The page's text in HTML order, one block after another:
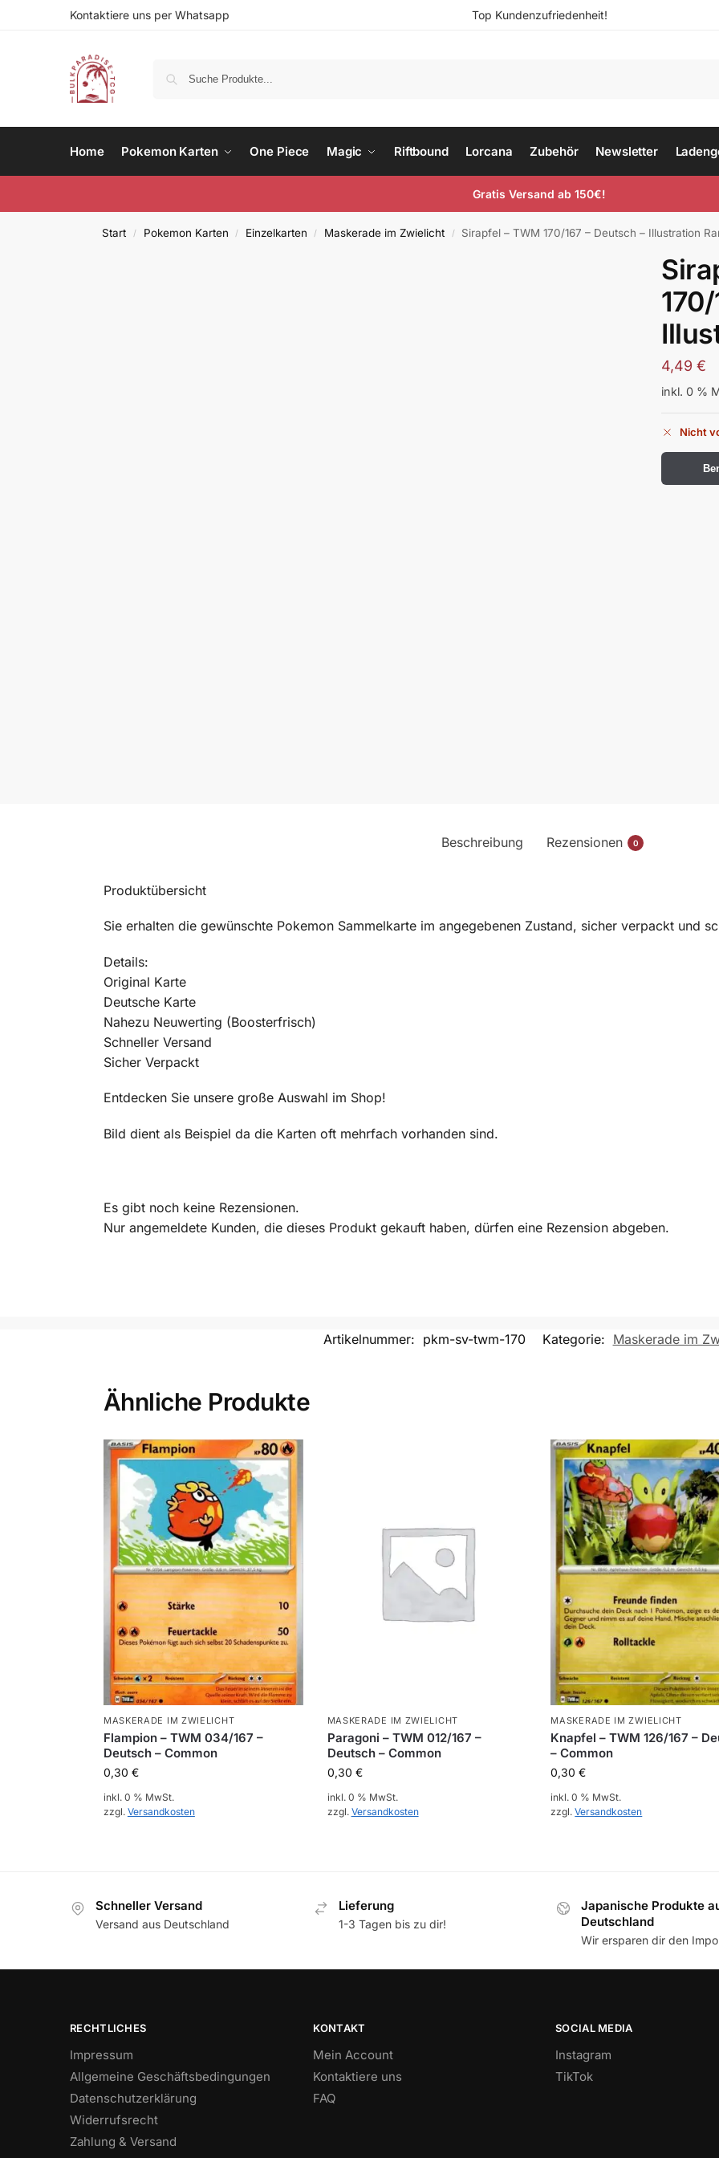
Kontaktiere uns per Whatsapp Top Kundenzufriedenheit!
Home Pokemon Karten One Piece Magic Riftbound Lorcana Zubehör Newsletter
Gratis Versand ab 150€!
Start / Pokemon Karten / Einzelkarten / Maskerade im Zwielicht / Sirapfel – TWM 170/167 – Deutsch – Illustration
4,49€
inkl. 0 %
Nicht
Beschreibung Rezensionen 0
Produktübersicht
Sie erhalten die gewünschte Pokemon Sammelkarte im angegebenen Zustand, sicher verpackt und
Details:
Original Karte
Deutsche Karte
Nahezu Neuwerting (Boosterfrisch)
Schneller Versand
Sicher Verpackt
Entdecken Sie unsere große Auswahl im Shop!
Bild dient als Beispiel da die Karten oft mehrfach vorhanden sind.
Es gibt noch keine Rezensionen.
Nur angemeldete Kunden, die dieses Produkt gekauft haben, dürfen eine Rezension abgeben.
Artikelnummer: pkm-sv-twm-170 Kategorie: Maskerade im
Ähnliche Produkte
MASKERADE IM ZWIELICHT
Flampion – TWM 034/167 –
Deutsch – Common
0,30 €
inkl. 0 % MwSt.
zzgl. Versandkosten
MASKERADE IM ZWIELICHT
Paragoni – TWM 012/167 –
Deutsch – Common
0,30 €
inkl. 0 % MwSt.
zzgl. Versandkosten
MASKERADE IM ZWIELICHT
Knapfel – TWM 126/167 –
– Common
0,30€
inkl. 0 % MwSt.
zzgl.Versandkosten
Schneller Versand
Versand aus Deutschland
Lieferung
1-3 Tagen bis zu dir!
Japanische Produkte
Deutschland
Wir ersparen dir den
RECHTLICHES
Impressum
Allgemeine Geschäftsbedingungen
Datenschutzerklärung
Widerrufsrecht
Zahlung & Versand
KONTAKT
Mein Account
Kontaktiere uns
FAQ
SOCIAL MEDIA
Instagram
TikTok